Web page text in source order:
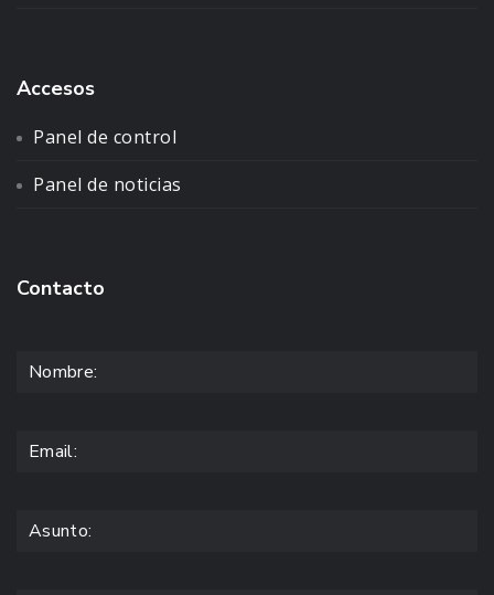
Accesos
Panel de control
Panel de noticias
Contacto